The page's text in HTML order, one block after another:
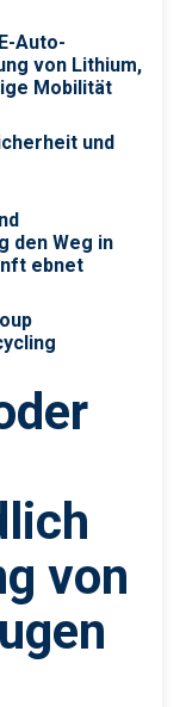
Auto-
von Lithium,
Mobilität
und
den Weg in
ebnet
von